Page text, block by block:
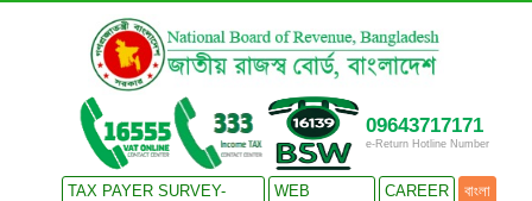
09643717171
e-Return Hotline Number
TAX PAYER SURVEY-
WEB
CAREER বাংলা